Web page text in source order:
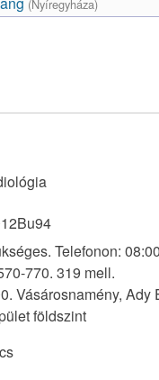
(Nyíregyháza)
Telefonon:
770. 319 mell.
Vásárosnamény, Ady
földszint